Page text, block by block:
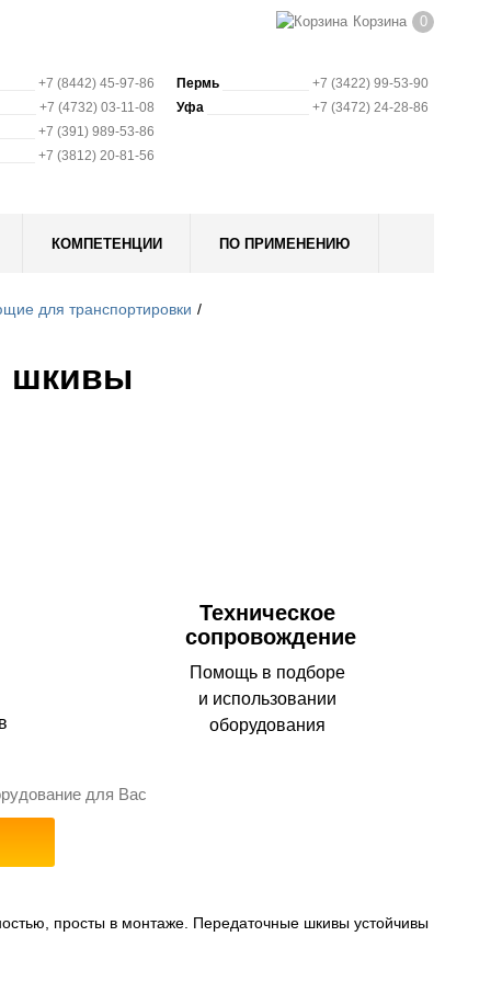
Корзина 0
+7 (8442) 45-97-86
+7 (4732) 03-11-08
+7 (391) 989-53-86
+7 (3812) 20-81-56
Пермь
+7 (3422) 99-53-90
Уфа
+7 (3472) 24-28-86
КОМПЕТЕНЦИИ ПО ПРИМЕНЕНИЮ
для транспортировки
шкивы
Техническое
сопровождение
Помощь в подборе
и использовании
оборудования
для Вас
просты в монтаже. Передаточные шкивы устойчивы